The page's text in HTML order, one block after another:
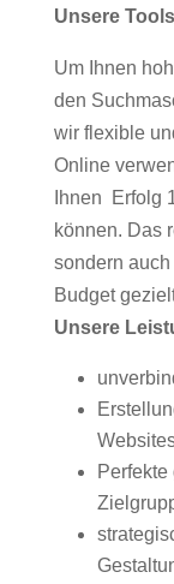
Unsere
Um Ihnen
den
wir flexible
Online
Ihnen Erfolg
können. Das
sondern
Budget
Unsere